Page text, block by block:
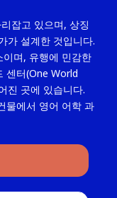
잡고 있으며, 상징
가 설계한 것입니다.
며, 유행에 민감한
센터(One World
진 곳에 있습니다.
물에서 영어 어학 과